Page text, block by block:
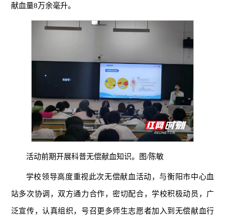
献血量8万余毫升。
活动前期开展科普无偿献血知识。图/陈敏
学校领导高度重视此次无偿献血活动，与衡阳市中心血
站多次协调，双方通力合作，密切配合，学校积极动员，广
泛宣传，认真组织，号召更多师生志愿者加入到无偿献血行